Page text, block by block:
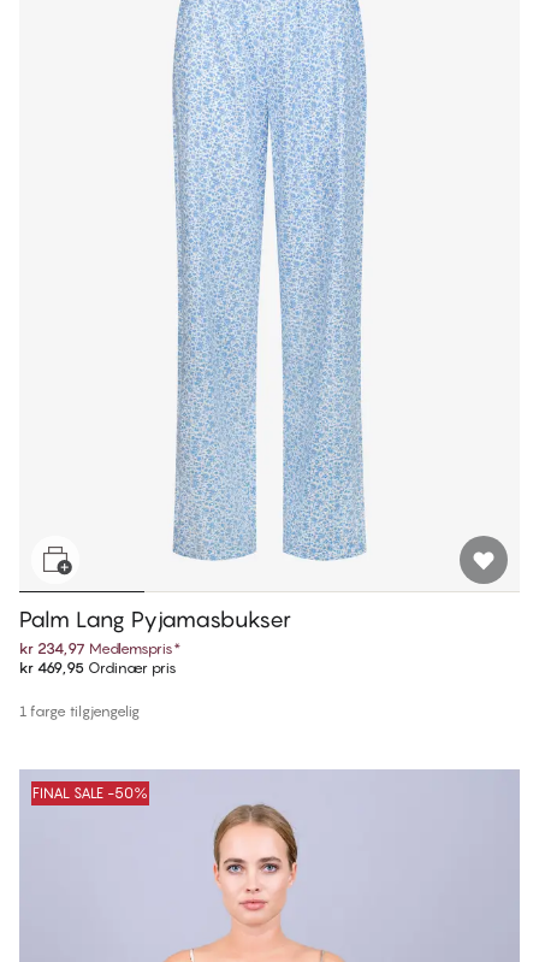
Palm Lang Pyjamasbukser
kr 234,97 Medlemspris*
kr 469,95 Ordinær pris
1 farge tilgjengelig
FINAL SALE -50%